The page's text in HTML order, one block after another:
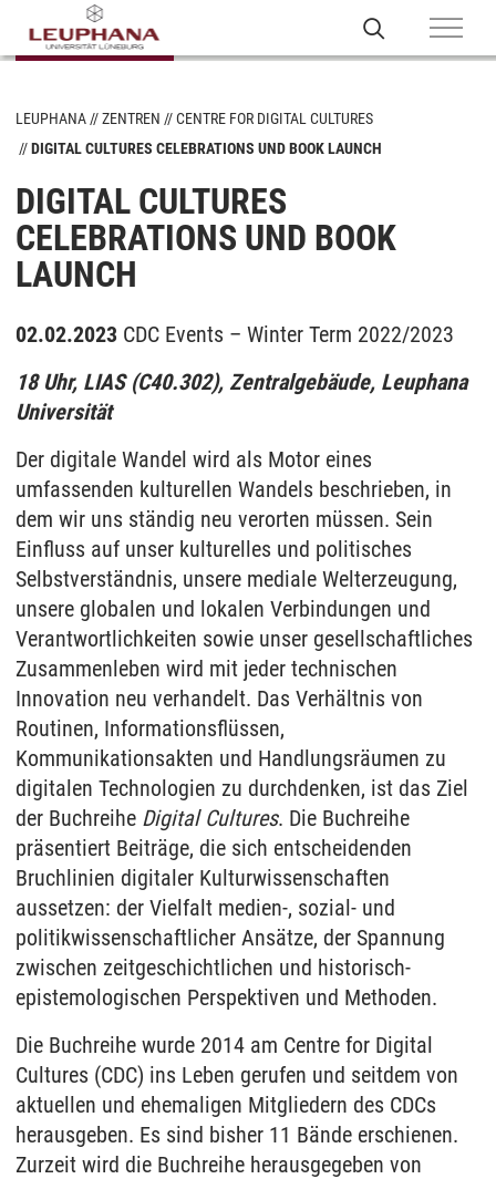
LEUPHANA ZENTREN
CENTRE FOR DIGITAL CULTURES
DIGITAL CULTURES CELEBRATIONS UND BOOK LAUNCH
DIGITAL CULTURES
CELEBRATIONS UND BOOK
LAUNCH
02.02.2023 CDC Events – Winter Term 2022/2023
18 Uhr, LIAS (C40.302), Zentralgebäude, Leuphana
Universität
Der digitale Wandel wird als Motor eines
umfassenden kulturellen Wandels beschrieben, in
dem wir uns ständig neu verorten müssen. Sein
Einfluss auf unser kulturelles und politisches
Selbstverständnis, unsere mediale Welterzeugung,
unsere globalen und lokalen Verbindungen und
Verantwortlichkeiten sowie unser gesellschaftliches
Zusammenleben wird mit jeder technischen
Innovation neu verhandelt. Das Verhältnis von
Routinen, Informationsflüssen,
Kommunikationsakten und Handlungsräumen zu
digitalen Technologien zu durchdenken, ist das Ziel
der Buchreihe Digital Cultures. Die Buchreihe
präsentiert Beiträge, die sich entscheidenden
Bruchlinien digitaler Kulturwissenschaften
aussetzen: der Vielfalt medien-, sozial- und
politikwissenschaftlicher Ansätze, der Spannung
zwischen zeitgeschichtlichen und historisch-
epistemologischen Perspektiven und Methoden.
Die Buchreihe wurde 2014 am Centre for Digital
Cultures (CDC) ins Leben gerufen und seitdem von
aktuellen und ehemaligen Mitgliedern des CDCs
herausgeben. Es sind bisher 11 Bände erschienen.
Zurzeit wird die Buchreihe herausgegeben von